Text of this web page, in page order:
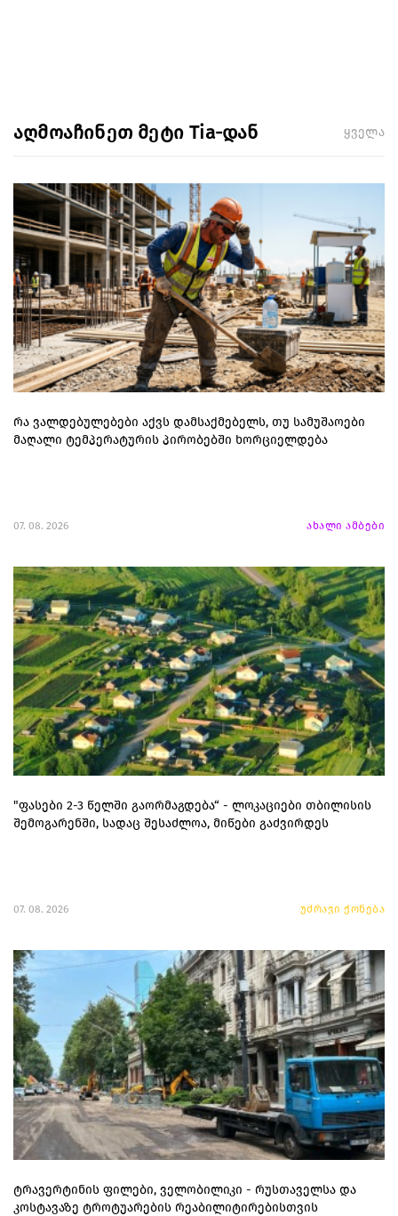
აღმოაჩინეთ მეტი Tia-დან ყველა
რა ვალდებულებები აქვს დამსაქმებელს, თუ სამუშაოები
მაღალი ტემპერატურის პირობებში ხორციელდება
07. 08. 2026 ახალი ამბები
"ფასები 2-3 წელში გაორმაგდება“ - ლოკაციები თბილისის
შემოგარენში, სადაც შესაძლოა, მიწები გაძვირდეს
07. 08. 2026 უძრავი ქონება
ტრავერტინის ფილები, ველობილიკი - რუსთაველსა და
კოსტავაზე ტროტუარების რეაბილიტირებისთვის